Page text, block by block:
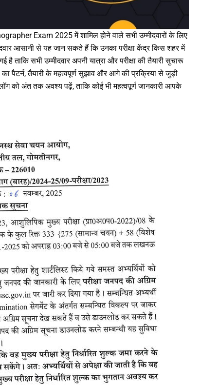
Exam 2025 में शामिल होने वाले सभी उम्मीदवारों के लिए
आसानी से यह जान सकते हैं कि उनका परीक्षा केंद्र किस शहर में
ताकि सभी उम्मीदवार अपनी यात्रा और परीक्षा की तैयारी सुचारू
पैटर्न, तैयारी के महत्वपूर्ण सुझाव और आगे की प्रक्रिया से जुड़ी
को अंत तक अवश्य पढ़ें, ताकि कोई भी महत्वपूर्ण जानकारी आपके